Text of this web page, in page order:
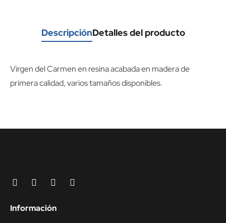
DescripciónDetalles del producto
Virgen del Carmen en resina acabada en madera de
primera calidad, varios tamaños disponibles.
Información